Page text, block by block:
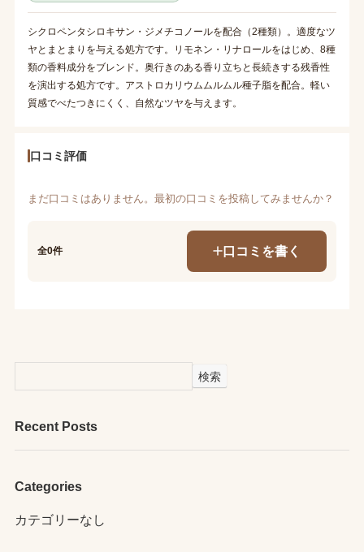
シクロペンタシロキサン・ジメチコノールを配合（2種類）。適度なツ
ヤとまとまりを与える処方です。リモネン・リナロールをはじめ、8種
類の香料成分をブレンド。奥行きのある香り立ちと長続きする残香性
を演出する処方です。アストロカリウムムルムル種子脂を配合。軽い
質感でべたつきにくく、自然なツヤを与えます。
口コミ評価
まだ口コミはありません。最初の口コミを投稿してみませんか？
全0件 口コミを書く
検索
Recent Posts
Categories
カテゴリーなし